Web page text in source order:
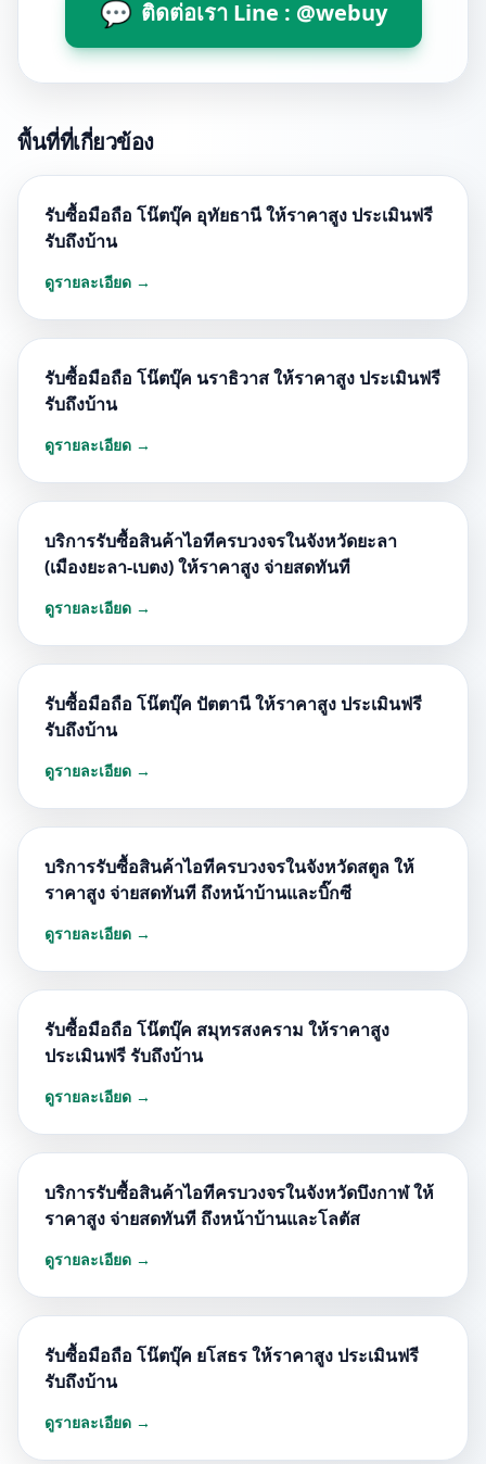
💬 ติดต่อเรา Line : @webuy
พื้นที่ที่เกี่ยวข้อง
รับซื้อมือถือ โน๊ตบุ๊ค อุทัยธานี ให้ราคาสูง ประเมินฟรี
รับถึงบ้าน
ดูรายละเอียด →
รับซื้อมือถือ โน๊ตบุ๊ค นราธิวาส ให้ราคาสูง ประเมินฟรี
รับถึงบ้าน
ดูรายละเอียด →
บริการรับซื้อสินค้าไอทีครบวงจรในจังหวัดยะลา
(เมืองยะลา-เบตง) ให้ราคาสูง จ่ายสดทันที
ดูรายละเอียด →
รับซื้อมือถือ โน๊ตบุ๊ค ปัตตานี ให้ราคาสูง ประเมินฟรี
รับถึงบ้าน
ดูรายละเอียด →
บริการรับซื้อสินค้าไอทีครบวงจรในจังหวัดสตูล ให้
ราคาสูง จ่ายสดทันที ถึงหน้าบ้านและบิ๊กซี
ดูรายละเอียด →
รับซื้อมือถือ โน๊ตบุ๊ค สมุทรสงคราม ให้ราคาสูง
ประเมินฟรี รับถึงบ้าน
ดูรายละเอียด →
บริการรับซื้อสินค้าไอทีครบวงจรในจังหวัดบึงกาฬ ให้
ราคาสูง จ่ายสดทันที ถึงหน้าบ้านและโลตัส
ดูรายละเอียด →
รับซื้อมือถือ โน๊ตบุ๊ค ยโสธร ให้ราคาสูง ประเมินฟรี
รับถึงบ้าน
ดูรายละเอียด →